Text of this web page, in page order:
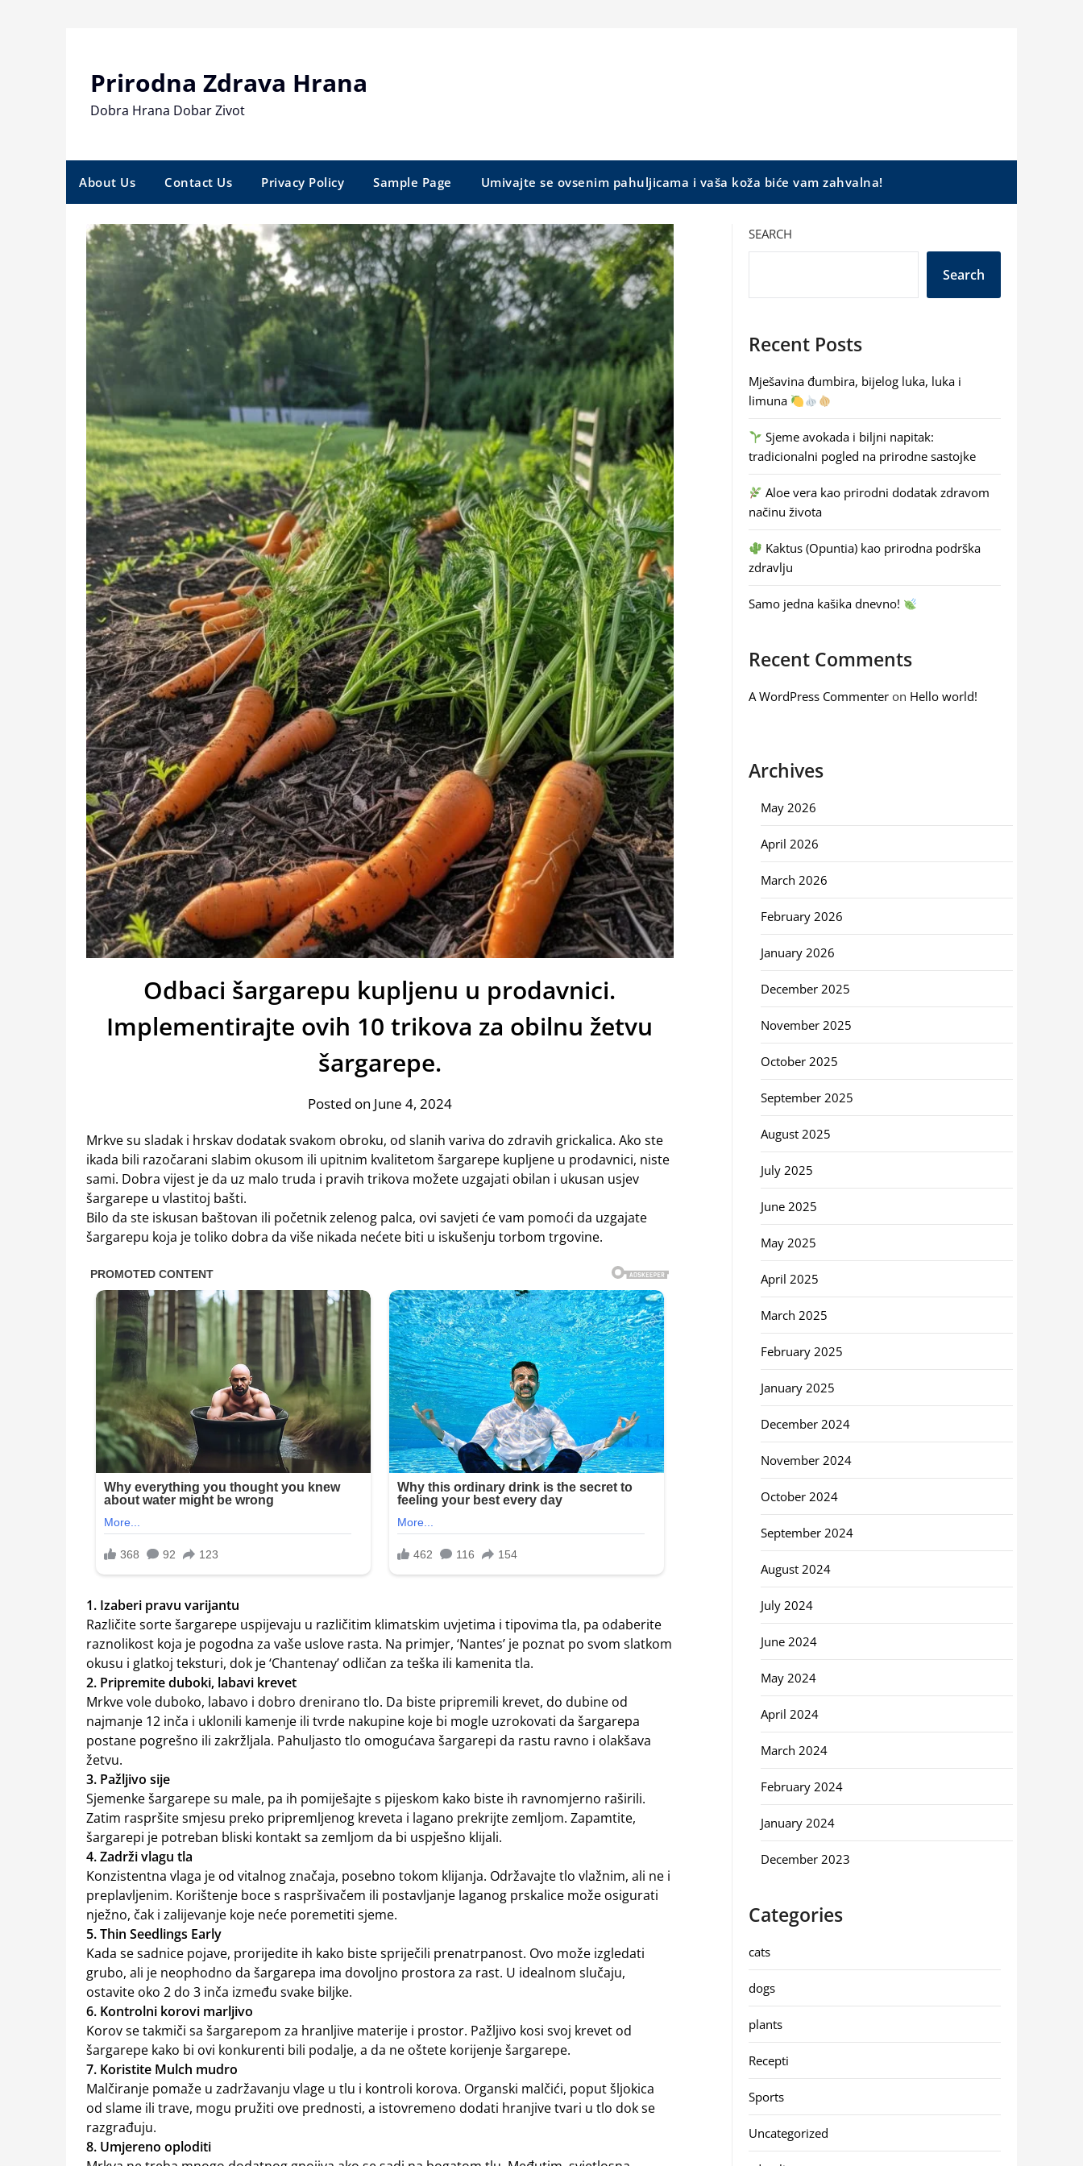
Prirodna Zdrava Hrana
Dobra Hrana Dobar Zivot
About Us Contact Us Privacy Policy Sample Page Umivajte se ovsenim pahuljicama i vaša koža biće vam zahvalna!
Odbaci šargarepu kupljenu u prodavnici.
Implementirajte ovih 10 trikova za obilnu žetvu
šargarepe.
Posted on June 4, 2024
Mrkve su sladak i hrskav dodatak svakom obroku, od slanih variva do zdravih grickalica. Ako ste
ikada bili razočarani slabim okusom ili upitnim kvalitetom šargarepe kupljene u prodavnici, niste
sami. Dobra vijest je da uz malo truda i pravih trikova možete uzgajati obilan i ukusan usjev
šargarepe u vlastitoj bašti.
Bilo da ste iskusan baštovan ili početnik zelenog palca, ovi savjeti će vam pomoći da uzgajate
šargarepu koja je toliko dobra da više nikada nećete biti u iskušenju torbom trgovine.
1. Izaberi pravu varijantu
Različite sorte šargarepe uspijevaju u različitim klimatskim uvjetima i tipovima tla, pa odaberite
raznolikost koja je pogodna za vaše uslove rasta. Na primjer, ‘Nantes’ je poznat po svom slatkom
okusu i glatkoj teksturi, dok je ‘Chantenay’ odličan za teška ili kamenita tla.
2. Pripremite duboki, labavi krevet
Mrkve vole duboko, labavo i dobro drenirano tlo. Da biste pripremili krevet, do dubine od
najmanje 12 inča i uklonili kamenje ili tvrde nakupine koje bi mogle uzrokovati da šargarepa
postane pogrešno ili zakržljala. Pahuljasto tlo omogućava šargarepi da rastu ravno i olakšava
žetvu.
3. Pažljivo sije
Sjemenke šargarepe su male, pa ih pomiješajte s pijeskom kako biste ih ravnomjerno raširili.
Zatim raspršite smjesu preko pripremljenog kreveta i lagano prekrijte zemljom. Zapamtite,
šargarepi je potreban bliski kontakt sa zemljom da bi uspješno klijali.
4. Zadrži vlagu tla
Konzistentna vlaga je od vitalnog značaja, posebno tokom klijanja. Održavajte tlo vlažnim, ali ne i
preplavljenim. Korištenje boce s raspršivačem ili postavljanje laganog prskalice može osigurati
nježno, čak i zalijevanje koje neće poremetiti sjeme.
5. Thin Seedlings Early
Kada se sadnice pojave, prorijedite ih kako biste spriječili prenatrpanost. Ovo može izgledati
grubo, ali je neophodno da šargarepa ima dovoljno prostora za rast. U idealnom slučaju,
ostavite oko 2 do 3 inča između svake biljke.
6. Kontrolni korovi marljivo
Korov se takmiči sa šargarepom za hranljive materije i prostor. Pažljivo kosi svoj krevet od
šargarepe kako bi ovi konkurenti bili podalje, a da ne oštete korijenje šargarepe.
7. Koristite Mulch mudro
Malčiranje pomaže u zadržavanju vlage u tlu i kontroli korova. Organski malčići, poput šljokica
od slame ili trave, mogu pružiti ove prednosti, a istovremeno dodati hranjive tvari u tlo dok se
razgrađuju.
8. Umjereno oploditi
SEARCH
Search
Recent Posts
Mješavina đumbira, bijelog luka, luka i
limuna
Sjeme avokada i biljni napitak:
tradicionalni pogled na prirodne sastojke
Aloe vera kao prirodni dodatak zdravom
načinu života
Kaktus (Opuntia) kao prirodna podrška
zdravlju
Samo jedna kašika dnevno!
Recent Comments
A WordPress Commenteron Hello world!
Archives
May 2026
April 2026
March 2026
February 2026
January 2026
December 2025
November 2025
October 2025
September 2025
August 2025
July 2025
June 2025
May 2025
April 2025
March 2025
February 2025
January 2025
December 2024
November 2024
October 2024
September 2024
August 2024
July 2024
June 2024
May 2024
April 2024
March 2024
February 2024
January 2024
December 2023
Categories
cats
dogs
plants
Recepti
Sports
Uncategorized